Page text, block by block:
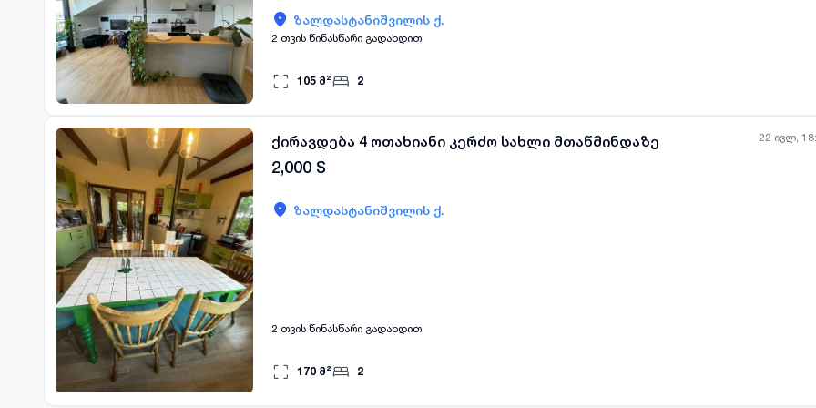
ზალდასტანიშვილის ქ.
2 თვის წინასწარი გადახდით
105 მ² 2
22 ივლ,
ქირავდება 4 ოთახიანი კერძო სახლი მთაწმინდაზე
2,000 $
ზალდასტანიშვილის ქ.
2 თვის წინასწარი გადახდით
170 მ² 2